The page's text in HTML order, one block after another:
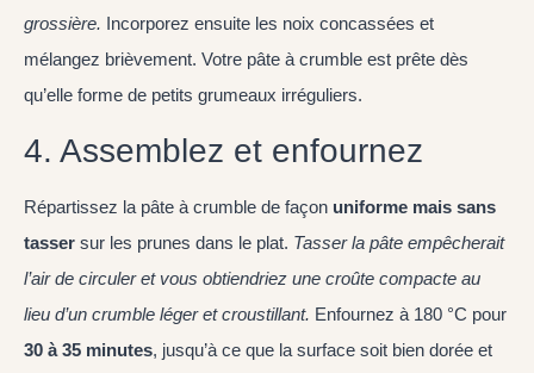
grossière. Incorporez ensuite les noix concassées et
mélangez brièvement. Votre pâte à crumble est prête dès
qu’elle forme de petits grumeaux irréguliers.
4. Assemblez et enfournez
Répartissez la pâte à crumble de façon uniforme mais sans
tasser sur les prunes dans le plat. Tasser la pâte empêcherait
l’air de circuler et vous obtiendriez une croûte compacte au
lieu d’un crumble léger et croustillant. Enfournez à 180 °C pour
30 à 35 minutes, jusqu’à ce que la surface soit bien dorée et